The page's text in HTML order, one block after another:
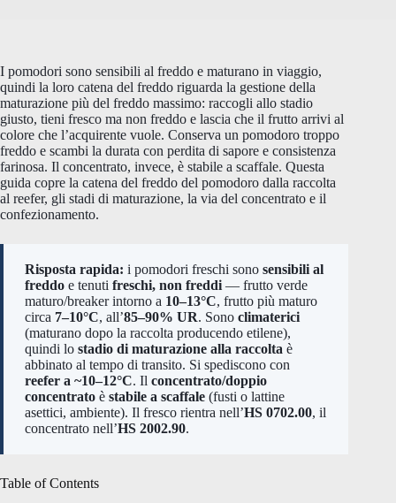
I pomodori sono sensibili al freddo e maturano in viaggio,
quindi la loro catena del freddo riguarda la gestione della
maturazione più del freddo massimo: raccogli allo stadio
giusto, tieni fresco ma non freddo e lascia che il frutto arrivi al
colore che l’acquirente vuole. Conserva un pomodoro troppo
freddo e scambi la durata con perdita di sapore e consistenza
farinosa. Il concentrato, invece, è stabile a scaffale. Questa
guida copre la catena del freddo del pomodoro dalla raccolta
al reefer, gli stadi di maturazione, la via del concentrato e il
confezionamento.
Risposta rapida: i pomodori freschi sono sensibili al
freddo e tenuti freschi, non freddi — frutto verde
maturo/breaker intorno a 10–13°C, frutto più maturo
circa 7–10°C, all’85–90% UR. Sono climaterici
(maturano dopo la raccolta producendo etilene),
quindi lo stadio di maturazione alla raccolta è
abbinato al tempo di transito. Si spediscono con
reefer a ~10–12°C. Il concentrato/doppio
concentrato è stabile a scaffale (fusti o lattine
asettici, ambiente). Il fresco rientra nell’HS 0702.00, il
concentrato nell’HS 2002.90.
Table of Contents